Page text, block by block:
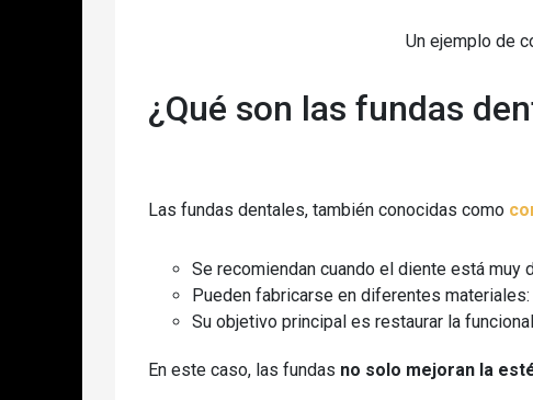
Un ejemplo de
¿Qué son las fundas
Las fundas dentales, también conocidas como
Se recomiendan cuando el diente está muy
Pueden fabricarse en diferentes
Su objetivo principal es restaurar la
En este caso, las fundas no solo mejoran la